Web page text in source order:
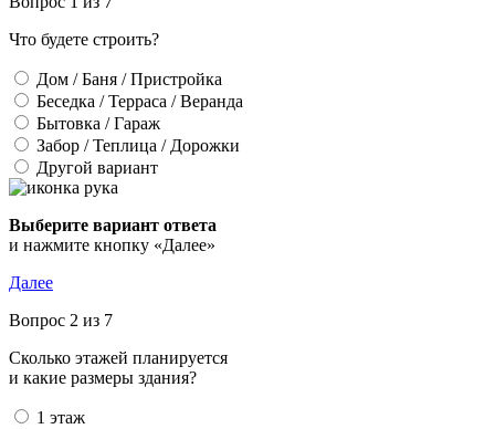
Что будете строить?
Дом / Баня / Пристройка
Беседка / Терраса / Веранда
Бытовка / Гараж
Забор / Теплица / Дорожки
Другой вариант
Выберите вариант ответа
и нажмите кнопку «Далее»
Далее
Вопрос 2 из 7
Сколько этажей планируется
и какие размеры здания?
1 этаж